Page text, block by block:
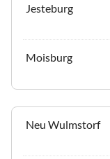
Jesteburg
Moisburg
Neu Wulmstorf